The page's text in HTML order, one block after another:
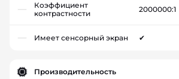
Коэффициент
контрастности
2000000:1
Имеет сенсорный экран ✔
Производительность